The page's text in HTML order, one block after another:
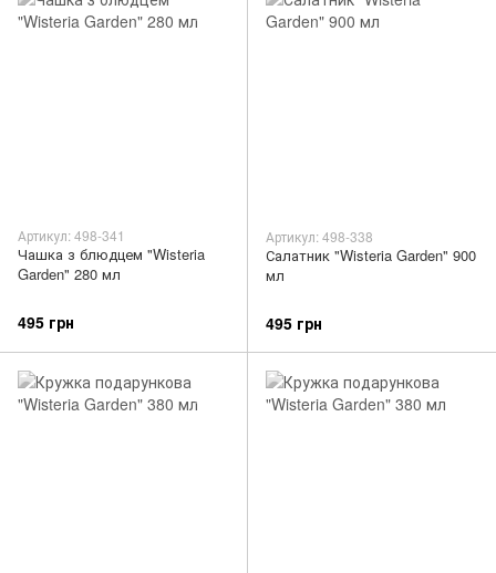
Артикул: 498-341
Чашка з блюдцем "Wisteria
Garden" 280 мл
495 грн
Артикул: 498-338
Салатник "Wisteria Garden" 900
мл
495 грн